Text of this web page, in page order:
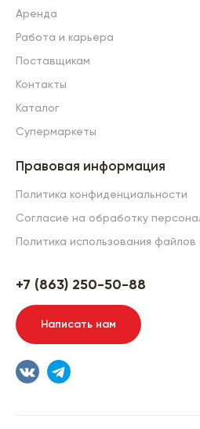
Аренда
Работа и карьера
Поставщикам
Контакты
Каталог
Супермаркеты
Правовая информация
Политика конфиденциальности
Согласие на обработку
Политика использования
+7 (863) 250-50-88
Написать нам